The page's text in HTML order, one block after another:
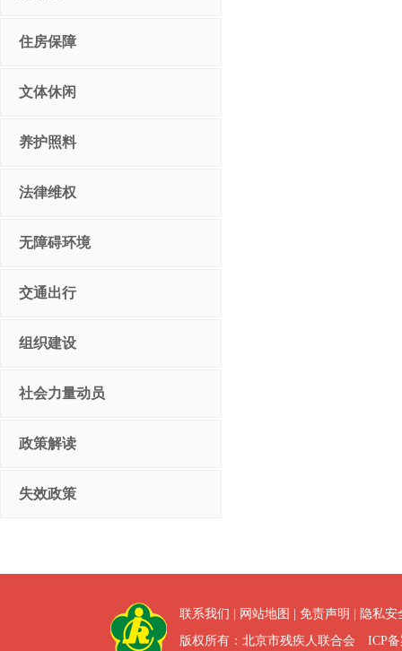
住房保障
文体休闲
养护照料
法律维权
无障碍环境
交通出行
组织建设
社会力量动员
政策解读
失效政策
联系我们 网站地图 免责声明
隐私
版权所有：北京市残疾人联合会 ICP